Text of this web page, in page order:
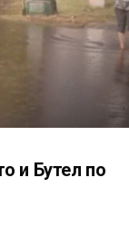
и Бутел по